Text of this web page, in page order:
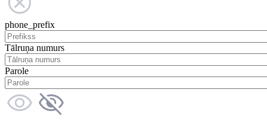
phone_prefix
Tālruņa numurs
Parole